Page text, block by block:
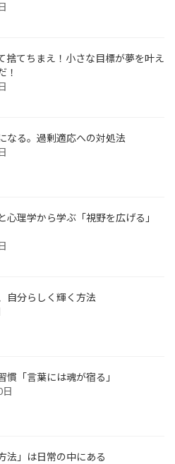
捨てちまえ！小さな目標が夢を叶え
！
なる。過剰適応への対処法
心理学から学ぶ「視野を広げる」
自分らしく輝く方法
慣「言葉には魂が宿る」
法」は日常の中にある